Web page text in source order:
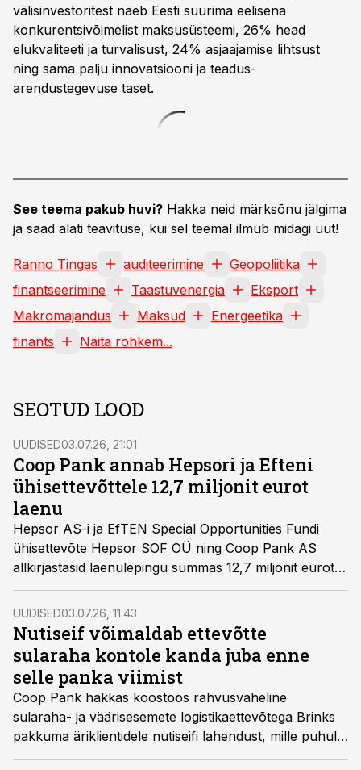
välisinvestoritest näeb Eesti suurima eelisena
konkurentsivõimelist maksusüsteemi, 26% head
elukvaliteeti ja turvalisust, 24% asjaajamise lihtsust
ning sama palju innovatsiooni ja teadus-
arendustegevuse taset.
See teema pakub huvi? Hakka neid märksõnu jälgima
ja saad alati teavituse, kui sel teemal ilmub midagi uut!
Ranno Tingas auditeerimine
Geopoliitika
finantseerimine
Taastuvenergia
Eksport
Makromajandus
Maksud
Energeetika
finants
Näita rohkem...
SEOTUD LOOD
UUDISED03.07.26, 21:01
Coop Pank annab Hepsori ja Efteni
ühisettevõttele 12,7 miljonit eurot
laenu
Hepsor AS-i ja EfTEN Special Opportunities Fundi
ühisettevõte Hepsor SOF OÜ ning Coop Pank AS
allkirjastasid laenulepingu summas 12,7 miljonit eurot,
et finantseerida Lasnamäel Paevälja kvartalis kolme
uue eluhoone ehitust.
UUDISED03.07.26, 11:43
Nutiseif võimaldab ettevõtte
sularaha kontole kanda juba enne
selle panka viimist
Coop Pank hakkas koostöös rahvusvaheline
sularaha- ja väärisesemete logistikaettevõtega Brinks
pakkuma äriklientidele nutiseifi lahendust, mille puhul
tagab Brinks sularaha turvalise käitlemise ja Coop